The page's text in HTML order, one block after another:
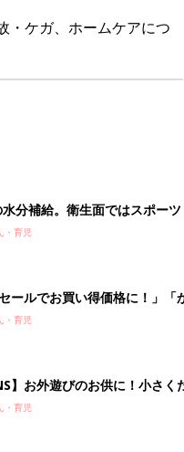
・ケガ、ホームケアにつ
分補給。衛生面ではスポー
ツとは？【専門家監修】
・育児
ールでお買い得価格に！」「
・育児
】お外遊びのお供に！小さ
・育児